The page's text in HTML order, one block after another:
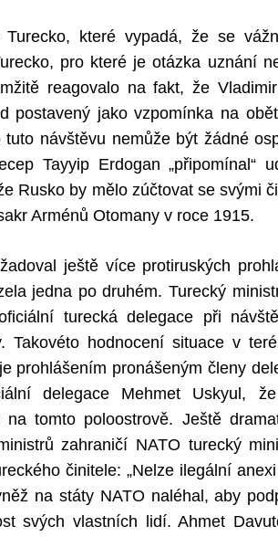
které vypadá, že se
pro které je otázka uznání
reagovalo na fakt, že
postavený jako vzpomínka na
návštěvu nemůže být žádné
Tayyip Erdogan „připomínal“
Rusko by mělo zúčtovat se svými
Arménů Otomany v roce 1915.
ještě více protiruských
jedna po druhém. Turecký
turecká delegace při
Takovéto hodnocení situace v
prohlášením pronášeným členy
delegace Mehmet Uskyul,
tomto poloostrově. Ještě
zahraničí NATO turecký
činitele: „Nelze ilegální
na státy NATO naléhal, aby
svých vlastních lidí. Ahmet